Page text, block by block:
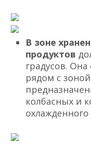
В зоне
продуктов
градусов.
рядом с
колбасных и
охлажденного